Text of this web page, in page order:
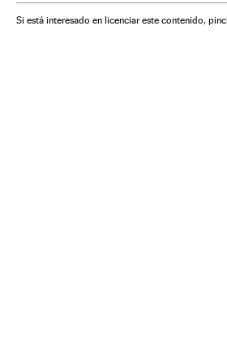
Constituição brasileira Presidente Brasil
Si está interesado en licenciar este contenido,